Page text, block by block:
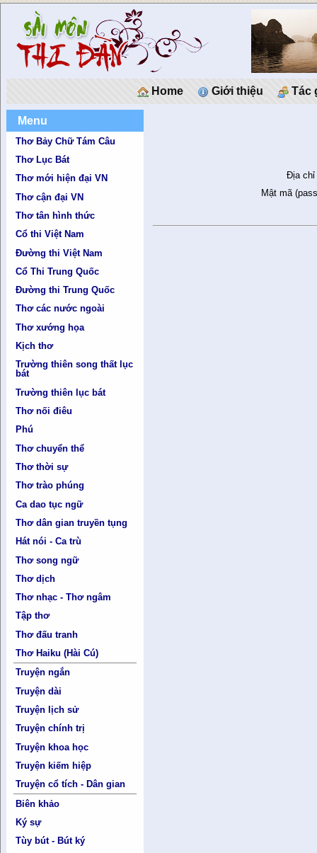
Home Giới thiệu Tác
Menu
Thơ Bảy Chữ Tám Câu
Thơ Lục Bát
Thơ mới hiện đại VN
Thơ cận đại VN
Thơ tân hình thức
Cổ thi Việt Nam
Đường thi Việt Nam
Cổ Thi Trung Quốc
Đường thi Trung Quốc
Thơ các nước ngoài
Thơ xướng họa
Kịch thơ
Trường thiên song thất lục
bát
Trường thiên lục bát
Thơ nối điêu
Phú
Thơ chuyển thể
Thơ thời sự
Thơ trào phúng
Ca dao tục ngữ
Thơ dân gian truyền tụng
Hát nói - Ca trù
Thơ song ngữ
Thơ dịch
Thơ nhạc - Thơ ngâm
Tập thơ
Thơ đấu tranh
Thơ Haiku (Hài Cú)
Truyện ngắn
Truyện dài
Truyện lịch sử
Truyện chính trị
Truyện khoa học
Truyện kiếm hiệp
Truyện cổ tích - Dân gian
Biên khảo
Ký sự
Tùy bút - Bút ký
Địa chỉ
Mật mã